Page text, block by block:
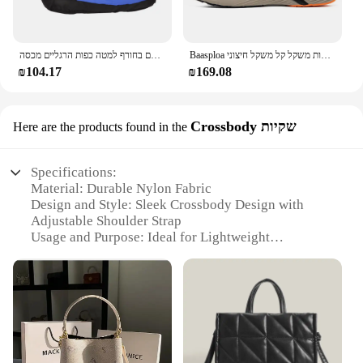
עמיד למים למטה מגפי נעלי קל משקל למטה גרביים ממולאים לשמור על חם בחורף למטה כפות הרגליים מכסה
₪104.17
Baasploa גברים נעלי ריצה מקצועיות רשת חדשות נעלי ספורט נוחיות נעלי ספורט קלות משקל קל משקל חיצוני
₪169.08
Here are the products found in the Crossbody שקיות
Specifications:
Material: Durable Nylon Fabric
Design and Style: Sleek Crossbody Design with
Adjustable Shoulder Strap
Usage and Purpose: Ideal for Lightweight
Performance and Property: Water-Resistant and
Lightweight
Shape or Size or Weight or Quantity: Compact and
Lightweight with Ample Storage
Parts and Accessories: Includes a Secure Zipper
Pocket